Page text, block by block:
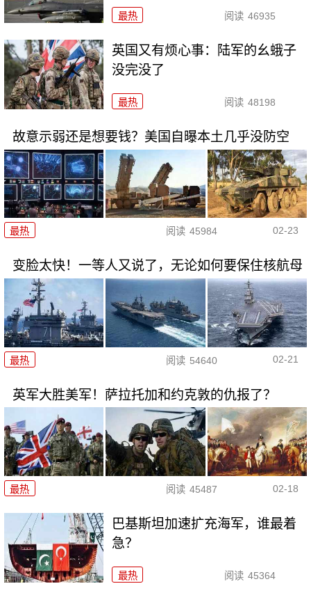
最热 阅读 46935
英国又有烦心事：陆军的幺蛾子
没完没了
最热 阅读 48198
故意示弱还是想要钱？美国自曝本土几乎没防空
最热 阅读 45984 02-23
变脸太快！一等人又说了，无论如何要保住核航母
最热 阅读 54640 02-21
英军大胜美军！萨拉托加和约克敦的仇报了？
最热 阅读 45487 02-18
巴基斯坦加速扩充海军，谁最着
急？
最热 阅读 45364